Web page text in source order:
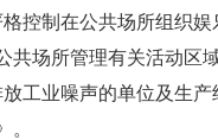
格控制在公共场所组织
共场所管理有关活动区
放工业噪声的单位及生
。